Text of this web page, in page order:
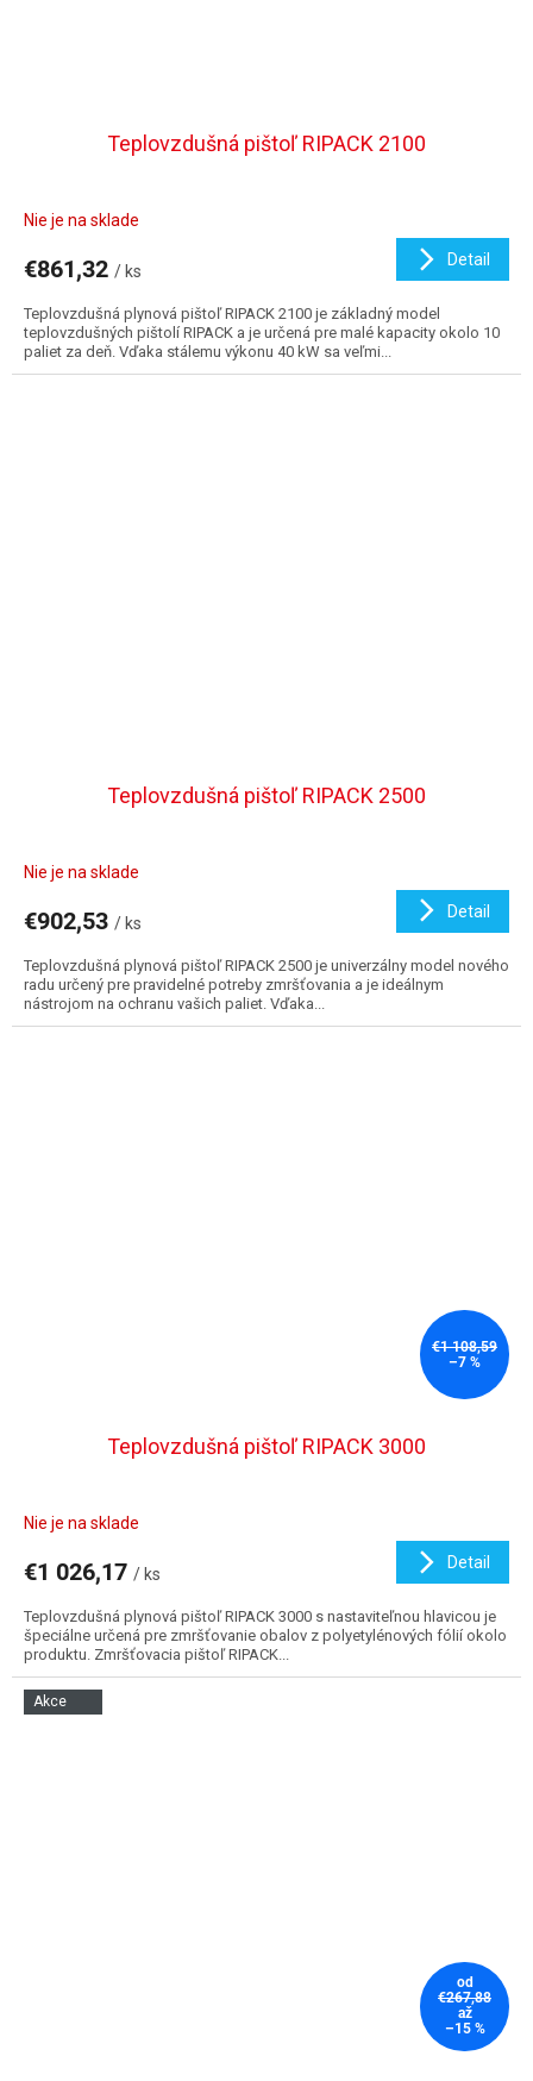
Teplovzdušná pištoľ RIPACK 2100
Nie je na sklade
€861,32 / ks
Detail
Teplovzdušná plynová pištoľ RIPACK 2100 je základný model
teplovzdušných pištolí RIPACK a je určená pre malé kapacity okolo 10
paliet za deň. Vďaka stálemu výkonu 40 kW sa veľmi...
Teplovzdušná pištoľ RIPACK 2500
Nie je na sklade
€902,53 / ks
Detail
Teplovzdušná plynová pištoľ RIPACK 2500 je univerzálny model nového
radu určený pre pravidelné potreby zmršťovania a je ideálnym
nástrojom na ochranu vašich paliet. Vďaka...
€1 108,59
–7 %
Teplovzdušná pištoľ RIPACK 3000
Nie je na sklade
€1 026,17 / ks
Detail
Teplovzdušná plynová pištoľ RIPACK 3000 s nastaviteľnou hlavicou je
špeciálne určená pre zmršťovanie obalov z polyetylénových fólií okolo
produktu. Zmršťovacia pištoľ RIPACK...
Akce
od
€267,88
až
–15 %